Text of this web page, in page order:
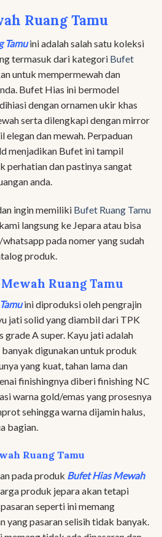
Ruang Tamu
Tamuini adalah salah satu koleksi
termasuk dari kategori Bufet
untuk mempermewah dan
Bufet Hias ini bermodel
dengan ornamen ukir khas
serta dilengkapi dengan mirror
elegan dan mewah. Perpaduan
menjadikan Bufet ini tampil
perhatian dan pastinya sangat
anda.
ingin memiliki Bufet Ruang Tamu
langsung ke Jepara atau bisa
pada nomer yang sudah
produk.
Ruang Tamu
ini diproduksi oleh pengrajin
jati solid yang diambil dari TPK
grade A super. Kayu jati adalah
digunakan untuk produk
yang kuat, tahan lama dan
finishingnya diberi finishing NC
warna gold/emas yang prosesnya
sehingga warna dijamin halus,
bagian.
Ruang Tamu
pada produk Bufet Hias Mewah
produk jepara akan tetapi
seperti ini memang
yang pasaran selisih tidak banyak.